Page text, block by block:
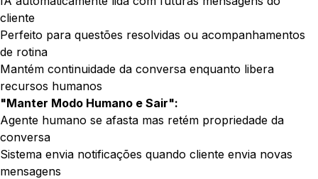
cliente
Perfeito para questões resolvidas ou acompanhamentos
de rotina
Mantém continuidade da conversa enquanto libera
recursos humanos
"Manter Modo Humano e Sair":
Agente humano se afasta mas retém propriedade da
conversa
Sistema envia notificações quando cliente envia novas
mensagens